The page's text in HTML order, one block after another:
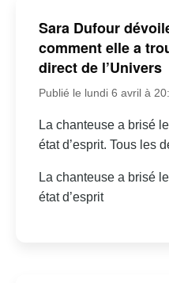
Sara Dufour
comment elle a
direct de l’Univers
Publié le lundi 6 avril à
La chanteuse a brisé
état d’esprit. Tous les
La chanteuse a brisé
état d’esprit